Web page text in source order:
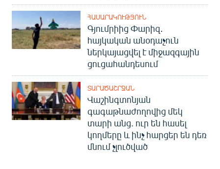
ՀԱՍԱՐԱԿՈՒԹՅՈՒՆ
Գյումրիից Փարիզ․
հայկական անօդաչուն
ներկայացվել է միջազգային
ցուցահանդեսում
ՏԱՐԱԾԱՇՐՋԱՆ
Վաշինգտոնյան
գագաթնաժողովից մեկ
տարի անց. ուր են հասել
կողմերը և ինչ հարցեր են դեռ
մնում չլուծված